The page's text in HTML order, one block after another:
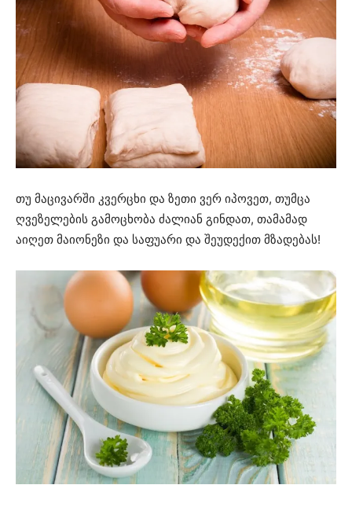
თუ მაცივარში კვერცხი და ზეთი ვერ იპოვეთ, თუმცა
ღვეზელების გამოცხობა ძალიან გინდათ, თამამად
აიღეთ მაიონეზი და საფუარი და შეუდექით მზადებას!